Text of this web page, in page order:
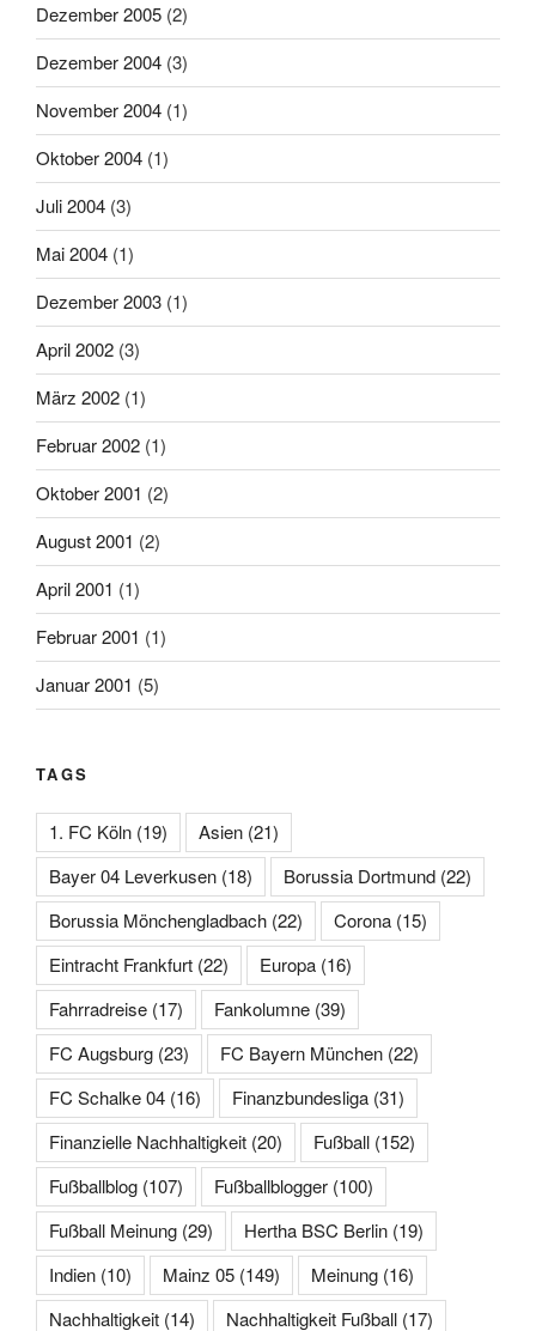
Dezember 2005 (2)
Dezember 2004 (3)
November 2004 (1)
Oktober 2004 (1)
Juli 2004 (3)
Mai 2004 (1)
Dezember 2003 (1)
April 2002 (3)
März 2002 (1)
Februar 2002 (1)
Oktober 2001 (2)
August 2001 (2)
April 2001 (1)
Februar 2001 (1)
Januar 2001 (5)
TAGS
1. FC Köln (19) Asien (21)
Bayer 04 Leverkusen (18) Borussia Dortmund (22)
Borussia Mönchengladbach (22) Corona (15)
Eintracht Frankfurt (22) Europa (16)
Fahrradreise (17) Fankolumne (39)
FC Augsburg (23) FC Bayern München (22)
FC Schalke 04 (16) Finanzbundesliga (31)
Finanzielle Nachhaltigkeit (20) Fußball (152)
Fußballblog (107) Fußballblogger (100)
Fußball Meinung (29) Hertha BSC Berlin (19)
Indien (10) Mainz 05 (149) Meinung (16)
Nachhaltigkeit (14) Nachhaltigkeit Fußball (17)